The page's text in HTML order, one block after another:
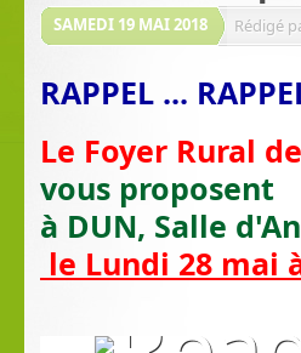
SAMEDI 19 MAI 2018 Rédigé
RAPPEL ...
Le Foyer Rural
vous proposent
à DUN, Salle
le Lundi 28 mai